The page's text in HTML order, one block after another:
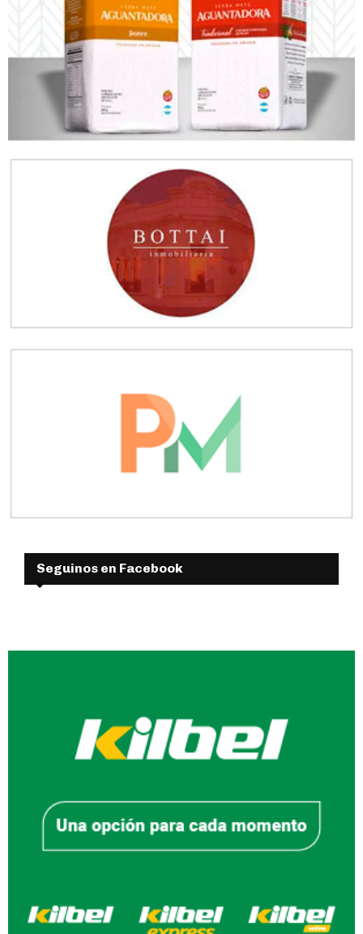
Seguinos en Facebook